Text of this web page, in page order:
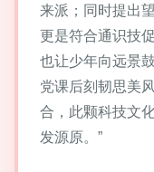
来派；同时提出
更是符合通识技
也让少年向远景
党课后刻韧思美
合，此颗科技文
发源原。”